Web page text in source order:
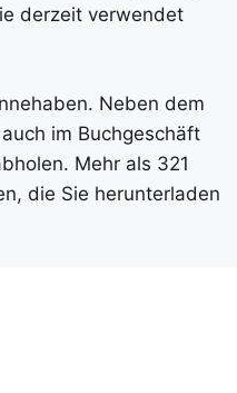
derzeit verwendet
Neben dem
im Buchgeschäft
Mehr als 321
die Sie herunterladen